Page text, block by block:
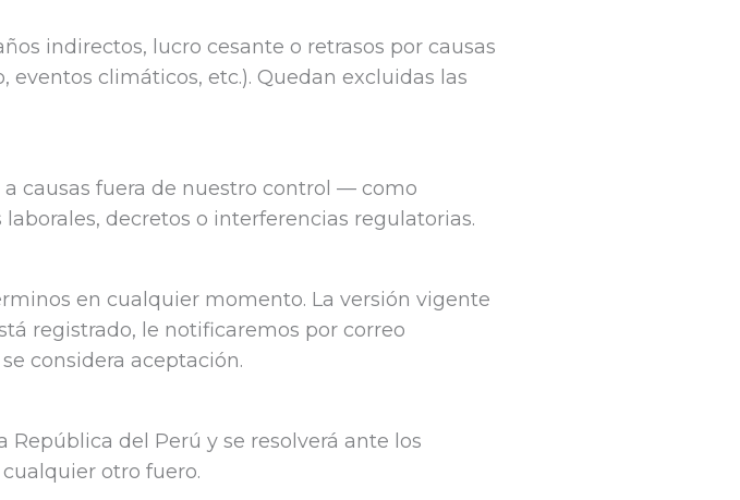
indirectos, lucro cesante o retrasos por causas
climáticos, etc.). Quedan excluidas las
causas fuera de nuestro control — como
decretos o interferencias regulatorias.
en cualquier momento. La versión vigente
registrado, le notificaremos por correo
considera aceptación.
del Perú y se resolverá ante los
otro fuero.